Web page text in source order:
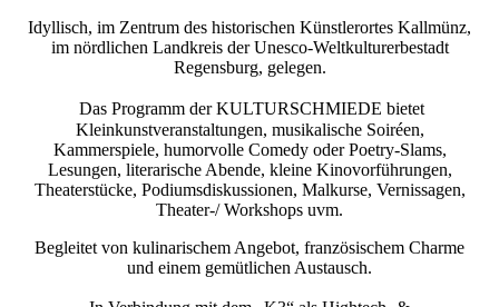
Idyllisch, im Zentrum des historischen Künstlerortes Kallmünz,
im nördlichen Landkreis der Unesco-Weltkulturerbestadt
Regensburg, gelegen.
Das Programm derKULTURSCHMIEDE bietet
Kleinkunstveranstaltungen, musikalische Soiréen,
Kammerspiele, humorvolle Comedy oder Poetry-Slams,
Lesungen, literarische Abende, kleine Kinovorführungen,
Theaterstücke, Podiumsdiskussionen, Malkurse, Vernissagen,
Theater-/ Workshops uvm.
Begleitet von kulinarischem Angebot, französischem Charme
und einem gemütlichen Austausch.